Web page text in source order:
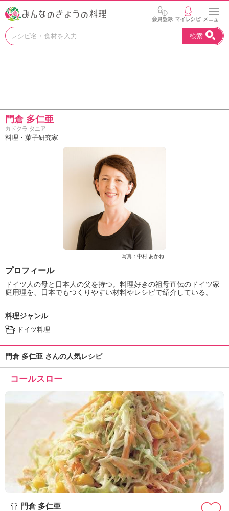
お
う
。
N
H
K
エ
デ
ー
シ
ナ
ル
「
の
料
理
」
検索
門倉 多仁亜
カドクラ タニア
料理・菓子研究家
写真：中村 あかね
プロフィール
ドイツ人の母と日本人の父を持つ。料理好きの祖母直伝のドイツ家
庭用理を、日本でもつくりやすい材料やレシピで紹介している。
料理ジャンル
ドイツ料理
門倉 多仁亜 さんの人気レシピ
コールスロー
門倉 多仁亜